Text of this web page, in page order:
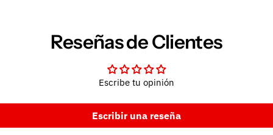
Reseñas de Clientes
Escribe tu opinión
Escribir una reseña